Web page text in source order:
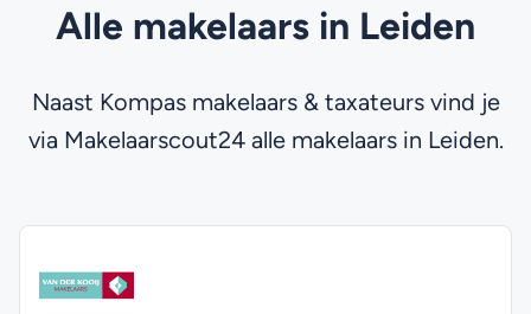
Alle makelaars in Leiden
Naast Kompas makelaars & taxateurs vind je
via Makelaarscout24 alle makelaars in Leiden.